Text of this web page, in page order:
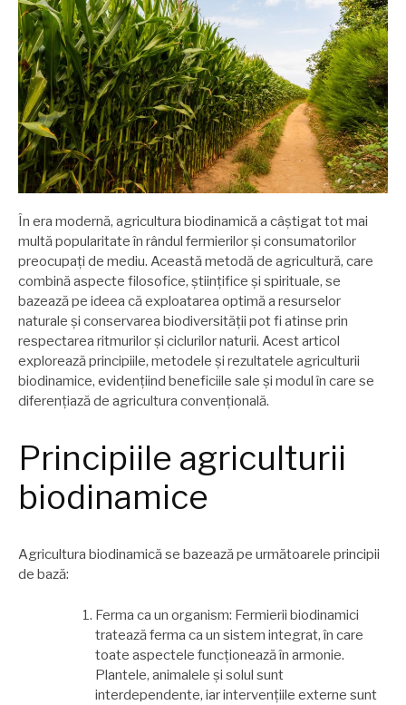
În era modernă, agricultura biodinamică a câștigat tot mai
multă popularitate în rândul fermierilor și consumatorilor
preocupați de mediu. Această metodă de agricultură, care
combină aspecte filosofice, științifice și spirituale, se
bazează pe ideea că exploatarea optimă a resurselor
naturale și conservarea biodiversității pot fi atinse prin
respectarea ritmurilor și ciclurilor naturii. Acest articol
explorează principiile, metodele și rezultatele agriculturii
biodinamice, evidențiind beneficiile sale și modul în care se
diferențiază de agricultura convențională.
Principiile agriculturii
biodinamice
Agricultura biodinamică se bazează pe următoarele principii
de bază:
Ferma ca un organism: Fermierii biodinamici
tratează ferma ca un sistem integrat, în care
toate aspectele funcționează în armonie.
Plantele, animalele și solul sunt
interdependente, iar intervențiile externe sunt